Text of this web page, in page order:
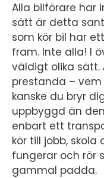
Alla bilförare har
sätt är detta
som kör bil har
fram. Inte alla! I
väldigt olika sätt.
prestanda –
kanske du bryr
uppbyggd än
enbart ett
kör till jobb,
fungerar och rör
gammal padda.